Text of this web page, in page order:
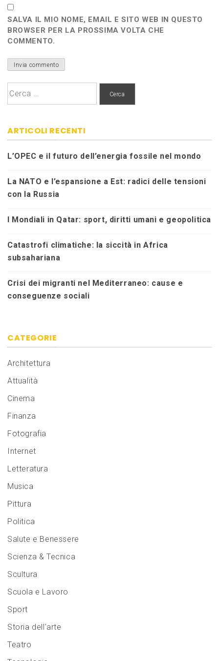
SALVA IL MIO NOME, EMAIL E SITO WEB IN QUESTO
BROWSER PER LA PROSSIMA VOLTA CHE
COMMENTO.
Ricerca
ARTICOLI RECENTI
L’OPEC e il futuro dell’energia fossile nel mondo
La NATO e l’espansione a Est: radici delle tensioni
con la Russia
I Mondiali in Qatar: sport, diritti umani e geopolitica
Catastrofi climatiche: la siccità in Africa
subsahariana
Crisi dei migranti nel Mediterraneo: cause e
conseguenze sociali
CATEGORIE
Architettura
Attualità
Cinema
Finanza
Fotografia
Internet
Letteratura
Musica
Pittura
Politica
Salute e Benessere
Scienza & Tecnica
Scultura
Scuola e Lavoro
Sport
Storia dell'arte
Teatro